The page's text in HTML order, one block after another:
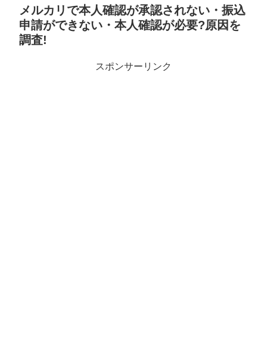
メルカリで本人確認が承認されない・振込
申請ができない・本人確認が必要?原因を
調査!
スポンサーリンク